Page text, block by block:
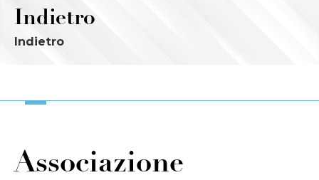
Indietro
Indietro
Associazione